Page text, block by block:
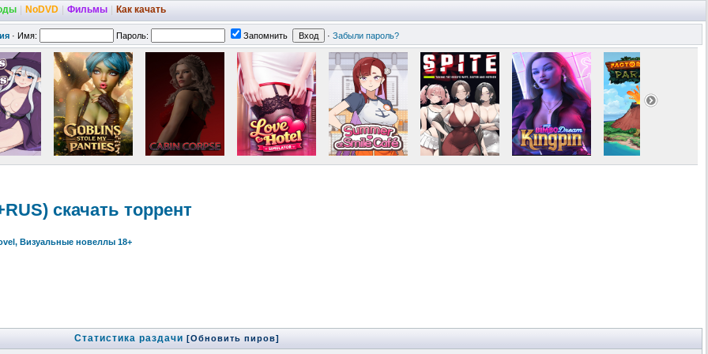
NoDVD Фильмы Как качать
· Имя: Пароль: Запомнить · Забыли пароль?
скачать торрент
Визуальные новеллы 18+
Статистика раздачи [Обновить пиров]